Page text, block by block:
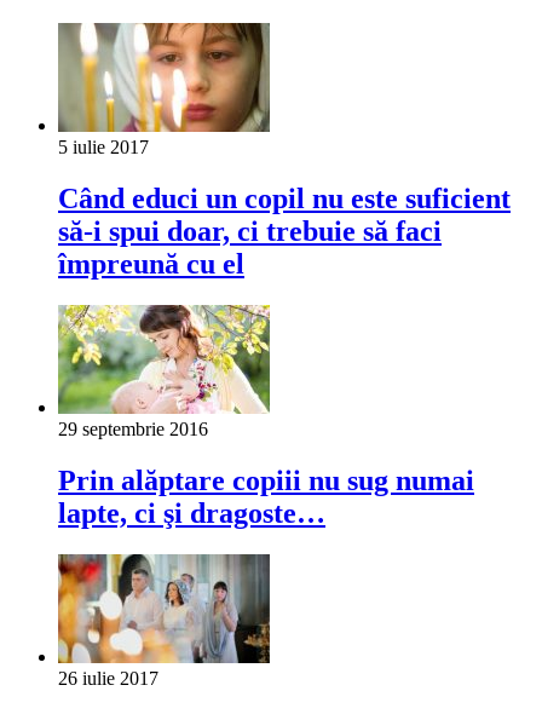
5 iulie 2017
Când educi un copil nu este suficient
să-i spui doar, ci trebuie să faci
împreună cu el
29 septembrie 2016
Prin alăptare copiii nu sug numai
lapte, ci şi dragoste…
26 iulie 2017